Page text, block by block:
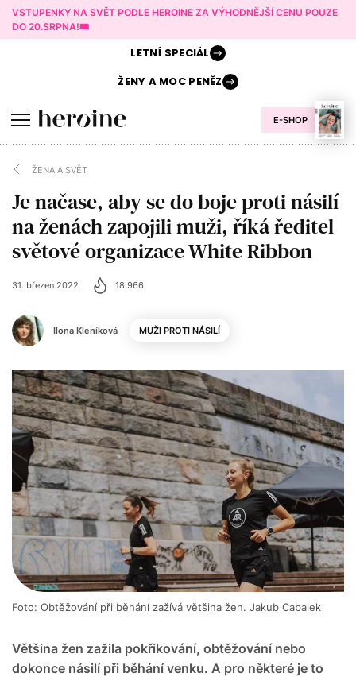
VSTUPENKY NA SVĚT PODLE HEROINE ZA VÝHODNĚJŠÍ CENU POUZE
DO 20.SRPNA!🎟️
E-SHOP
LETNÍ SPECIÁL
ŽENY AMOC PENĚZ
ŽENA A SVĚT
Je načase, aby se do boje proti násilí
na ženách zapojili muži, říká ředitel
světové organizace White Ribbon
Ilona Kleníková
31. březen 2022 18 966
MUŽI PROTI NÁSILÍ
Většina žen zažila pokřikování, obtěžování nebo
dokonce násilí při běhání venku. A pro některé je to
Foto: Obtěžování při běhání zažívá většina žen. Jakub Cabalek